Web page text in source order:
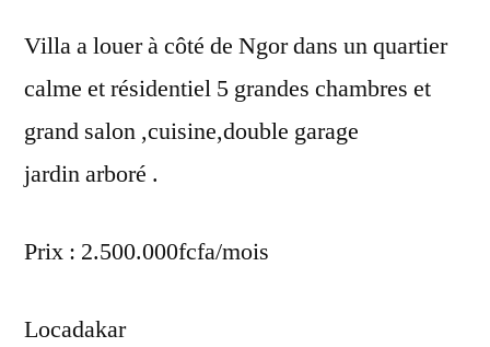
Villa a louer à côté de Ngor dans un quartier
calme et résidentiel 5 grandes chambres et
grand salon ,cuisine,double garage
jardin arboré .
Prix : 2.500.000fcfa/mois
Locadakar